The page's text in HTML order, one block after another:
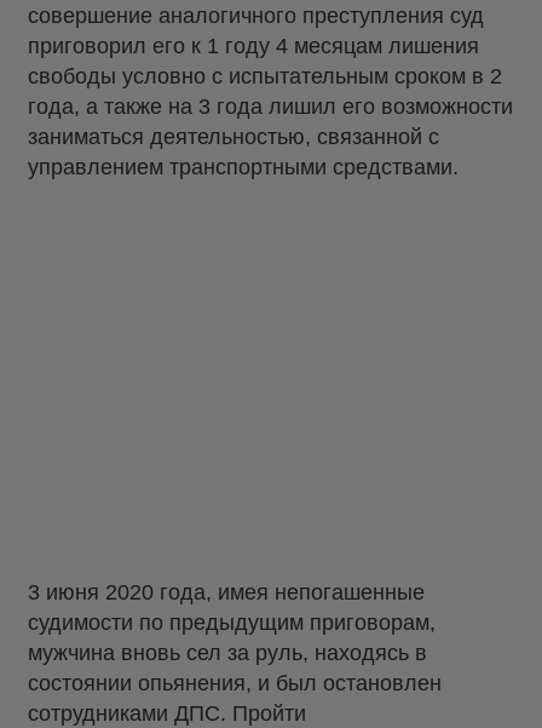
совершение аналогичного преступления суд
приговорил его к 1 году 4 месяцам лишения
свободы условно с испытательным сроком в 2
года, а также на 3 года лишил его возможности
заниматься деятельностью, связанной с
управлением транспортными средствами.
3 июня 2020 года, имея непогашенные
судимости по предыдущим приговорам,
мужчина вновь сел за руль, находясь в
состоянии опьянения, и был остановлен
сотрудниками ДПС. Пройти